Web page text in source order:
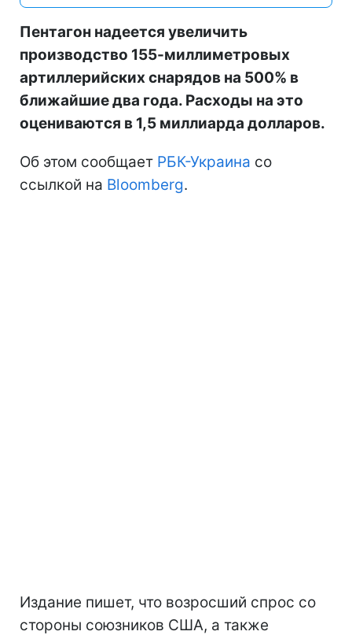
Пентагон надеется увеличить
производство 155-миллиметровых
артиллерийских снарядов на 500% в
ближайшие два года. Расходы на это
оцениваются в 1,5 миллиарда долларов.
Об этом сообщает РБК-Украина со
ссылкой на Bloomberg.
Издание пишет, что возросший спрос со
стороны союзников США, а также